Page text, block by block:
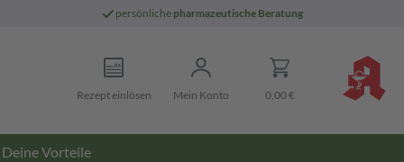
persönliche pharmazeutische Beratung
Rezept einlösen Mein Konto 0,00 €
Deine Vorteile